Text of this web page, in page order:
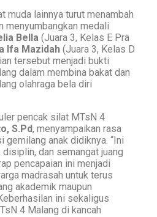
muda lainnya turut menambah
menyumbangkan medali
Bella (Juara 3, Kelas E Pra
Ifa Mazidah (Juara 3, Kelas D
tersebut menjadi bukti
dalam membina bakat dan
olahraga bela diri
pencak silat MTsN 4
S.Pd, menyampaikan rasa
gemilang anak didiknya. “Ini
dan semangat juang
pencapaian ini menjadi
madrasah untuk terus
akademik maupun
ini sekaligus
4 Malang di kancah